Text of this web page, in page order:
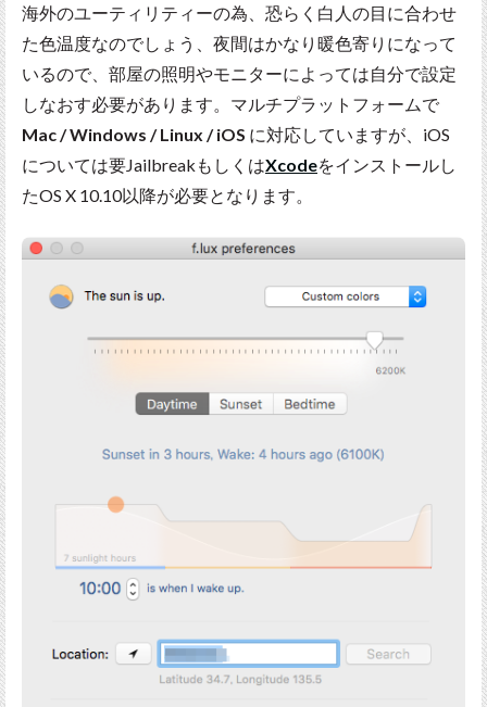
海外のユーティリティーの為、恐らく白人の目に合わせ
た色温度なのでしょう、夜間はかなり暖色寄りになって
いるので、部屋の照明やモニターによっては自分で設定
しなおす必要があります。マルチプラットフォームで
Mac / Windows / Linux / iOS に対応していますが、iOS
については要JailbreakもしくはXcodeをインストールし
たOS X 10.10以降が必要となります。